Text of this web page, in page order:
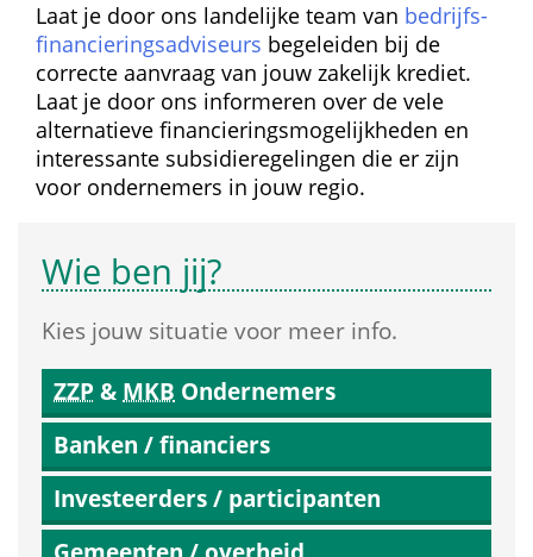
Laat je door ons landelijke team van bedrijfs­
financierings­adviseurs begeleiden bij de
correcte aanvraag van jouw zakelijk krediet.
Laat je door ons informeren over de vele
alternatieve financierings­mogelijkheden en
interessante subsidie­regelingen die er zijn
voor ondernemers in jouw regio.
Wie ben jij?
Kies jouw situatie voor meer info.
ZZP & MKB Ondernemers
Banken / financiers
Investeerders / participanten